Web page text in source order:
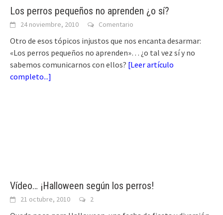
Los perros pequeños no aprenden ¿o sí?
24 noviembre, 2010 Comentario
Otro de esos tópicos injustos que nos encanta desarmar:
«Los perros pequeños no aprenden»… ¿o tal vez sí y no
sabemos comunicarnos con ellos? [Leer artículo
completo...]
Vídeo… ¡Halloween según los perros!
21 octubre, 2010 2